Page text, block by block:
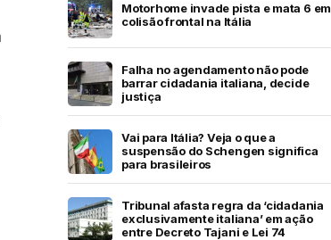
Motorhome invade pista e mata 6 em
colisão frontal na Itália
Falha no agendamento não pode
barrar cidadania italiana, decide
justiça
Vai para Itália? Veja o que a
suspensão do Schengen significa
para brasileiros
Tribunal afasta regra da ‘cidadania
exclusivamente italiana’ em ação
entre Decreto Tajani e Lei 74